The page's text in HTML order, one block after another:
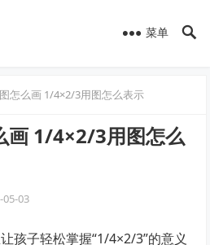
菜单
怎么画 1/4×2/3用图怎么表示
画 1/4×2/3用图怎么
05-03
孩子轻松掌握“1/4×2/3”的意义